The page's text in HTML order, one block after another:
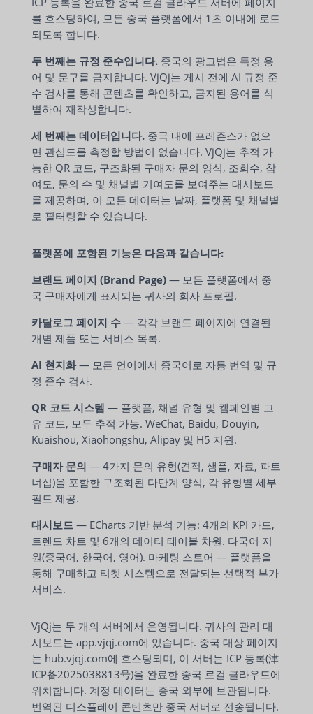
를 호스팅하여, 모든 중국 플랫폼에서 1초 이내에 로드
되도록 합니다.
두 번째는 규정 준수입니다. 중국의 광고법은 특정 용
어 및 문구를 금지합니다. VjQj는 게시 전에 AI 규정 준
수 검사를 통해 콘텐츠를 확인하고, 금지된 용어를 식
별하여 재작성합니다.
세 번째는 데이터입니다. 중국 내에 프레즌스가 없으
면 관심도를 측정할 방법이 없습니다. VjQj는 추적 가
능한 QR 코드, 구조화된 구매자 문의 양식, 조회수, 참
여도, 문의 수 및 채널별 기여도를 보여주는 대시보드
를 제공하며, 이 모든 데이터는 날짜, 플랫폼 및 채널별
로 필터링할 수 있습니다.
플랫폼에 포함된 기능은 다음과 같습니다:
브랜드 페이지 (Brand Page) — 모든 플랫폼에서 중
국 구매자에게 표시되는 귀사의 회사 프로필.
카탈로그 페이지 수 — 각각 브랜드 페이지에 연결된
개별 제품 또는 서비스 목록.
AI 현지화— 모든 언어에서 중국어로 자동 번역 및 규
정 준수 검사.
QR 코드 시스템 — 플랫폼, 채널 유형 및 캠페인별 고
유 코드, 모두 추적 가능. WeChat, Baidu, Douyin,
Kuaishou, Xiaohongshu, Alipay 및 H5 지원.
구매자 문의 — 4가지 문의 유형(견적, 샘플, 자료, 파트
너십)을 포함한 구조화된 다단계 양식, 각 유형별 세부
필드 제공.
대시보드 — ECharts 기반 분석 기능: 4개의 KPI 카드,
트렌드 차트 및 6개의 데이터 테이블 차원. 다국어 지
원(중국어, 한국어, 영어). 마케팅 스토어 — 플랫폼을
통해 구매하고 티켓 시스템으로 전달되는 선택적 부가
서비스.
VjQj는 두 개의 서버에서 운영됩니다. 귀사의 관리 대
시보드는 app.vjqj.com에 있습니다. 중국 대상 페이지
는 hub.vjqj.com에 호스팅되며, 이 서버는 ICP 등록(津
ICP备2025038813号)을 완료한 중국 로컬 클라우드에
위치합니다. 계정 데이터는 중국 외부에 보관됩니다.
번역된 디스플레이 콘텐츠만 중국 서버로 전송됩니다.